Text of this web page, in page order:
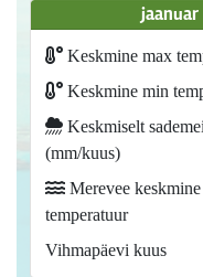
jaanuar
Keskmine max
Keskmine min
Keskmiselt
(mm/kuus)
Merevee keskmine
temperatuur
Vihmapäevi kuus